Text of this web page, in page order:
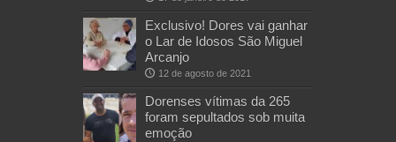
Exclusivo! Dores vai ganhar
o Lar de Idosos São Miguel
Arcanjo
12 de agosto de 2021
Dorenses vítimas da 265
foram sepultados sob muita
emoção